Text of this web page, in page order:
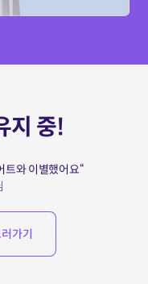
지 중!
트와 이별했어요“
가기